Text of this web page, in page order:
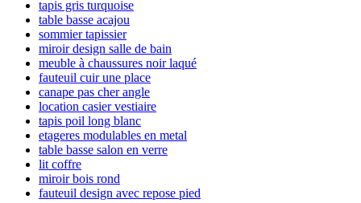
tapis gris turquoise
table basse acajou
sommier tapissier
miroir design salle de bain
meuble à chaussures noir laqué
fauteuil cuir une place
canape pas cher angle
location casier vestiaire
tapis poil long blanc
etageres modulables en metal
table basse salon en verre
lit coffre
miroir bois rond
fauteuil design avec repose pied